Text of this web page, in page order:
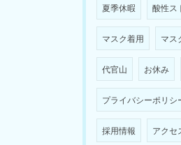
夏季休暇 酸性ス
マスク着用 マス
代官山 お休み
プライバシーポリシ
採用情報 アクセ